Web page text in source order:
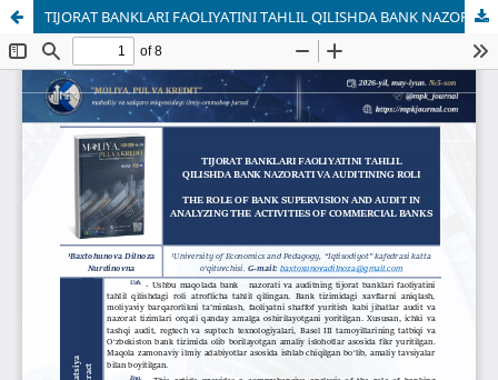
TIJORAT BANKLARI FAOLIYATINI TAHLIL QILISHDA BANK NAZORATI VA AUDITINING ROLI